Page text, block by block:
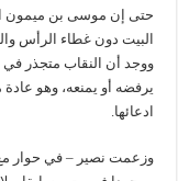
حتى إن موسى بن ميمون
البيت دون غطاء الرأس
ووجد أن النقاب متجذر في
يرفضه أو يمنعه، وهو
ادعائها.
وزعمت نصير – في حوار مع